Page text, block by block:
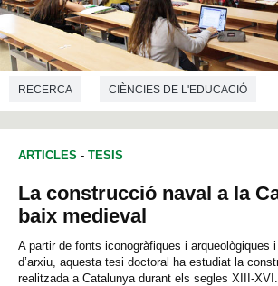
RECERCA CIÈNCIES DE L'EDUCACIÓ
ARTICLES - TESIS
La construcció naval a la
baix medieval
A partir de fonts iconogràfiques i arqueològiques
d’arxiu, aquesta tesi doctoral ha estudiat la
realitzada a Catalunya durant els segles XIII-